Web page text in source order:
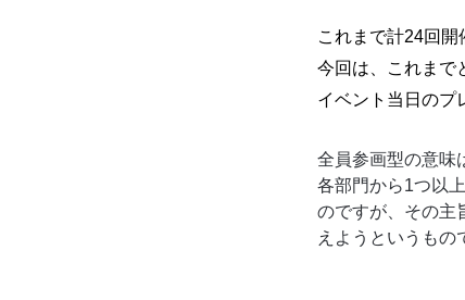
これまで計24回開
今回は、これまで
イベント当日のプ
全員参画型の意味
各部門から1つ以
のですが、その主
えようというもの